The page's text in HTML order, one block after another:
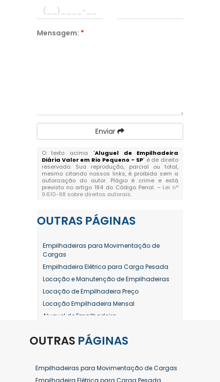
Mensagem: *
Enviar
O texto acima "Aluguel de Empilhadeira
Diária Valor em Rio Pequeno - SP" é de direito
reservado. Sua reprodução, parcial ou total,
mesmo citando nossos links, é proibida sem a
autorização do autor. Plágio é crime e está
previsto no artigo 184 do Código Penal. – Lei n°
9.610-98 sobre direitos autorais.
OUTRAS PÁGINAS
Empilhadeiras para Movimentação de
Cargas
Empilhadeira Elétrica para Carga Pesada
Locação e Manutenção de Empilhadeiras
Locação de Empilhadeira Preço
Locação Empilhadeira Mensal
Aluguel de Empilhadeira
Aluguel de Empilhadeira Diária Valor
Aluguel de Empilhadeira Elétrica Preço
Aluguel de Empilhadeira Mensal
OUTRAS PÁGINAS
Empilhadeiras para Movimentação de Cargas
Empilhadeira Elétrica para Carga Pesada